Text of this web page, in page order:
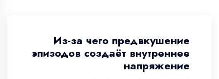
Из-за чего предвкушение
эпизодов создаёт внутреннее
напряжение